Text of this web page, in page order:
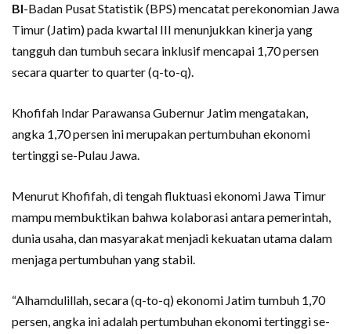
BI-Badan Pusat Statistik (BPS) mencatat perekonomian Jawa
Timur (Jatim) pada kwartal III menunjukkan kinerja yang
tangguh dan tumbuh secara inklusif mencapai 1,70 persen
secara quarter to quarter (q-to-q).
Khofifah Indar Parawansa Gubernur Jatim mengatakan,
angka 1,70 persen ini merupakan pertumbuhan ekonomi
tertinggi se-Pulau Jawa.
Menurut Khofifah, di tengah fluktuasi ekonomi Jawa Timur
mampu membuktikan bahwa kolaborasi antara pemerintah,
dunia usaha, dan masyarakat menjadi kekuatan utama dalam
menjaga pertumbuhan yang stabil.
“Alhamdulillah, secara (q-to-q) ekonomi Jatim tumbuh 1,70
persen, angka ini adalah pertumbuhan ekonomi tertinggi se-